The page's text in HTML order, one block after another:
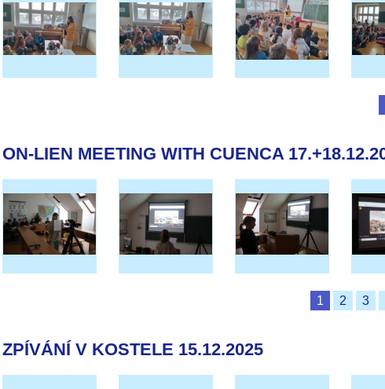
ON-LIEN MEETING WITH CUENCA
1 2 3
ZPÍVÁNÍ V KOSTELE 15.12.2025